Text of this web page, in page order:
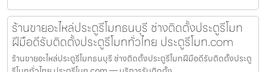
ร้านขายอะไหล่ประตูรีโมทธนบุรี ช่างติดตั้งประตูรีโมท
ฝีมือดีรับติดตั้งประตูรีโมททั่วไทย ประตูรีโมท.com
ร้านขายอะไหล่ประตูรีโมทธนบุรี ช่างติดตั้งประตูรีโมทฝีมือดีรับติดตั้งประตู